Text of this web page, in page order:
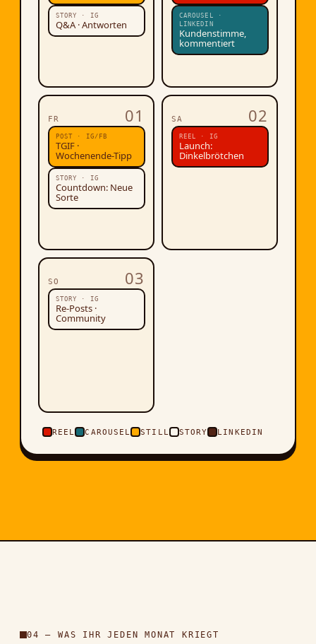
STORY · IG
Q&A · Antworten
CAROUSEL ·
LINKEDIN
Kundenstimme,
kommentiert
FR 01
POST · IG/FB
TGIF ·
Wochenende-Tipp
STORY · IG
Countdown: Neue
Sorte
SA 02
REEL · IG
Launch:
Dinkelbrötchen
SO 03
STORY · IG
Re-Posts ·
Community
REEL CAROUSEL STILL STORY LINKEDIN
04 — WAS IHR JEDEN MONAT KRIEGT